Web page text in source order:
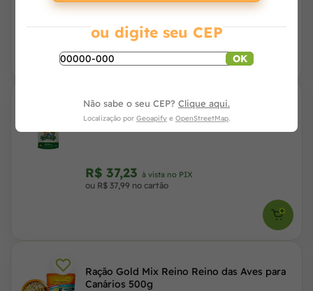
R$ 16,56
ou R$ 16,90 no cartão
Ração Alcon Club Psita Sticks Pássaros
Psitacídeos 450g
R$ 37,23 à vista no PIX
ou R$ 37,99 no cartão
Ração Gold Mix Reino Reino das Aves para
Canários 500g
ou digite seu CEP
OK
Não sabe o seu CEP? Clique aqui.
Localização por Geoapify e OpenStreetMap